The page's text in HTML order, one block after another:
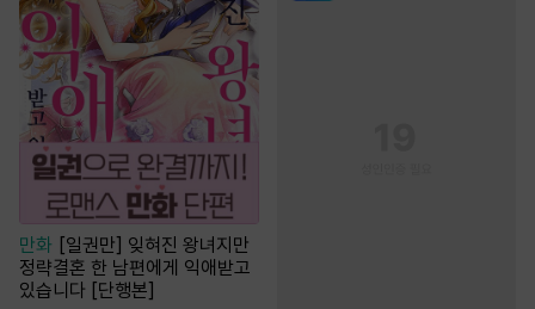
만화
[일권만] 잊혀진 왕녀지만
정략결혼 한 남편에게 익애받고
있습니다 [단행본]